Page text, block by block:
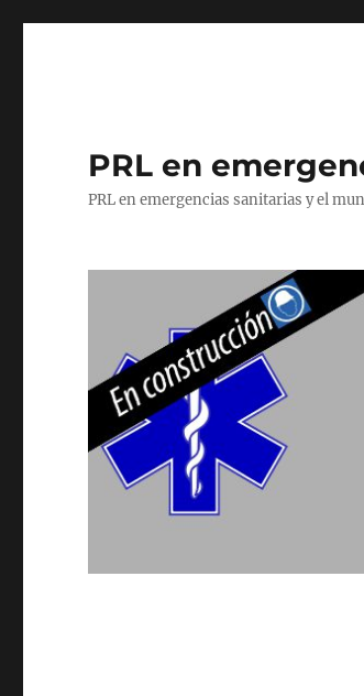
PRL en
PRL en emergencias sanitarias y el